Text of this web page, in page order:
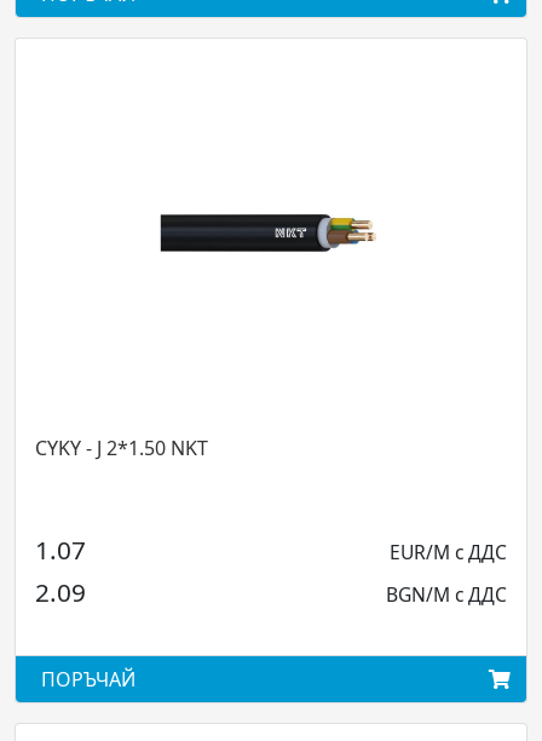
- J 2*1.50 NKT
EUR/М с ДДС
BGN/М с ДДС
ПОРЪЧАЙ